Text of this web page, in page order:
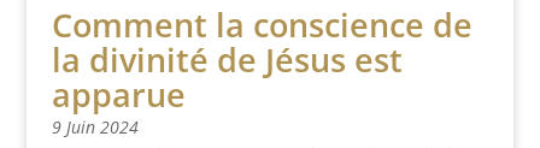
Comment la conscience de
la divinité de Jésus est
apparue
9 Juin 2024